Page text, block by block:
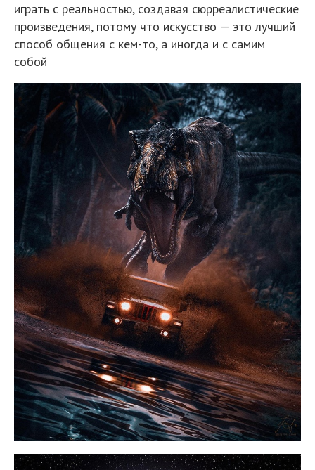
играть с реальностью, создавая сюрреалистические
произведения, потому что искусство — это лучший
способ общения с кем-то, а иногда и с самим
собой